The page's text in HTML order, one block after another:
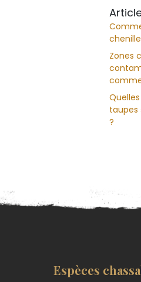
Zones
taupes
?
Espèces